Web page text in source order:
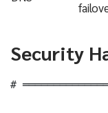
Security
#